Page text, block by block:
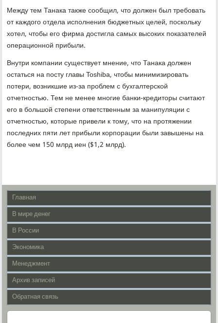
Между тем Танака также сообщил, что должен был требовать
от каждого отдела исполнения бюджетных целей, поскольку
хотел, чтобы его фирма достигла самых высоких показателей
операционной прибыли.
Внутри компании существует мнение, что Танака должен
остаться на посту главы Toshiba, чтобы минимизировать
потери, возникшие из-за проблем с бухгалтерской
отчетностью. Тем не менее многие банки-кредиторы считают
его в большой степени ответственным за манипуляции с
отчетностью, которые привели к тому, что на протяжении
последних пяти лет прибыли корпорации были завышены на
более чем 150 млрд иен ($1,2 млрд).
Главная
В мире денег
В России
Экономика
Менеджмент
Архив записей
Обратная связь